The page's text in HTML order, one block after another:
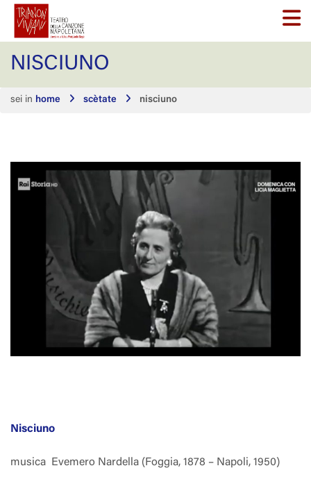
NISCIUNO
sei in home scètate nisciuno
Nisciuno
musica Evemero Nardella (Foggia, 1878 – Napoli, 1950)